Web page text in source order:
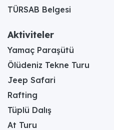
TÜRSAB Belgesi
Aktiviteler
Yamaç Paraşütü
Ölüdeniz Tekne Turu
Jeep Safari
Rafting
Tüplü Dalış
At Turu